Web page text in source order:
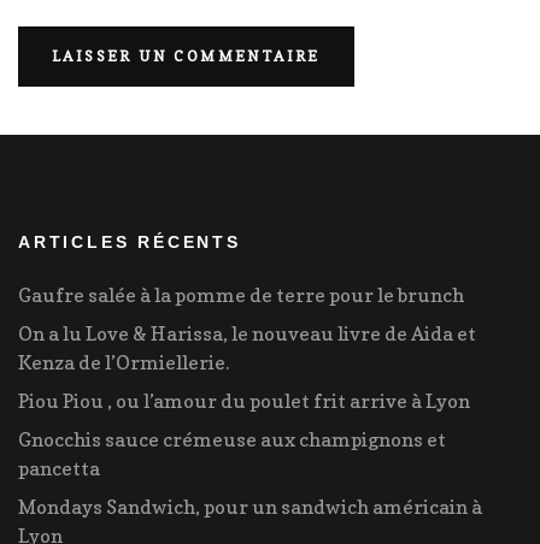
ARTICLES RÉCENTS
Gaufre salée à la pomme de terre pour le brunch
On a lu Love & Harissa, le nouveau livre de Aida et
Kenza de l’Ormiellerie.
Piou Piou , ou l’amour du poulet frit arrive à Lyon
Gnocchis sauce crémeuse aux champignons et
pancetta
Mondays Sandwich, pour un sandwich américain à
Lyon